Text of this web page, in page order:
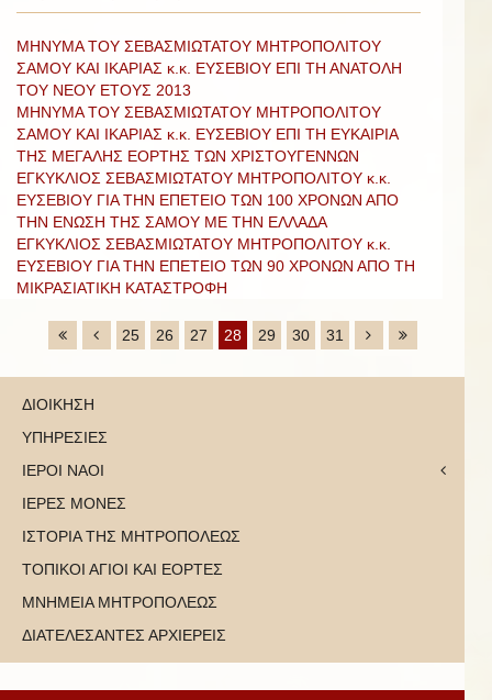
ΜΗΝΥΜΑ ΤΟΥ ΣΕΒΑΣΜΙΩΤΑΤΟΥ ΜΗΤΡΟΠΟΛΙΤΟΥ
ΣΑΜΟΥ ΚΑΙ ΙΚΑΡΙΑΣ κ.κ. ΕΥΣΕΒΙΟΥ ΕΠΙ ΤΗ ΑΝΑΤΟΛΗ
ΤΟΥ ΝΕΟΥ ΕΤΟΥΣ 2013
ΜΗΝΥΜΑ ΤΟΥ ΣΕΒΑΣΜΙΩΤΑΤΟΥ ΜΗΤΡΟΠΟΛΙΤΟΥ
ΣΑΜΟΥ ΚΑΙ ΙΚΑΡΙΑΣ κ.κ. ΕΥΣΕΒΙΟΥ ΕΠΙ ΤΗ ΕΥΚΑΙΡΙΑ
ΤΗΣ ΜΕΓΑΛΗΣ ΕΟΡΤΗΣ ΤΩΝ ΧΡΙΣΤΟΥΓΕΝΝΩΝ
ΕΓΚΥΚΛΙΟΣ ΣΕΒΑΣΜΙΩΤΑΤΟΥ ΜΗΤΡΟΠΟΛΙΤΟΥ κ.κ.
ΕΥΣΕΒΙΟΥ ΓΙΑ ΤΗΝ ΕΠΕΤΕΙΟ ΤΩΝ 100 ΧΡΟΝΩΝ ΑΠΟ
ΤΗΝ ΕΝΩΣΗ ΤΗΣ ΣΑΜΟΥ ΜΕ ΤΗΝ ΕΛΛΑΔΑ
ΕΓΚΥΚΛΙΟΣ ΣΕΒΑΣΜΙΩΤΑΤΟΥ ΜΗΤΡΟΠΟΛΙΤΟΥ κ.κ.
ΕΥΣΕΒΙΟΥ ΓΙΑ ΤΗΝ ΕΠΕΤΕΙΟ ΤΩΝ 90 ΧΡΟΝΩΝ ΑΠΟ ΤΗ
ΜΙΚΡΑΣΙΑΤΙΚΗ ΚΑΤΑΣΤΡΟΦΗ
25 26 27 28 29 30 31
ΔΙΟΙΚΗΣΗ
ΥΠΗΡΕΣΙΕΣ
ΙΕΡΟΙ ΝΑΟΙ
ΙΕΡΕΣ ΜΟΝΕΣ
ΙΣΤΟΡΙΑ ΤΗΣ ΜΗΤΡΟΠΟΛΕΩΣ
ΤΟΠΙΚΟΙ ΑΓΙΟΙ ΚΑΙ ΕΟΡΤΕΣ
ΜΝΗΜΕΙΑ ΜΗΤΡΟΠΟΛΕΩΣ
ΔΙΑΤΕΛΕΣΑΝΤΕΣ ΑΡΧΙΕΡΕΙΣ